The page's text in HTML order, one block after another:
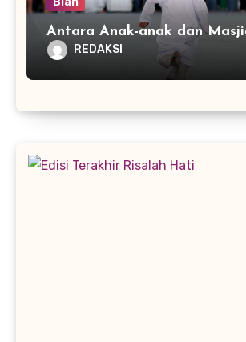
Antara Anak-anak dan
REDAKSI